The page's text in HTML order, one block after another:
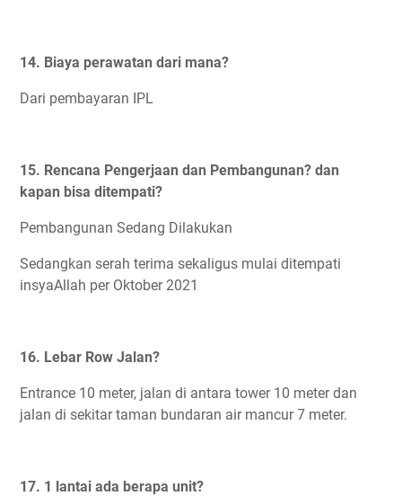
14. Biaya perawatan dari mana?
Dari pembayaran IPL
15. Rencana Pengerjaan dan Pembangunan? dan
kapan bisa ditempati?
Pembangunan Sedang Dilakukan
Sedangkan serah terima sekaligus mulai ditempati
insyaAllah per Oktober 2021
16. Lebar Row Jalan?
Entrance 10 meter, jalan di antara tower 10 meter dan
jalan di sekitar taman bundaran air mancur 7 meter.
17. 1 lantai ada berapa unit?